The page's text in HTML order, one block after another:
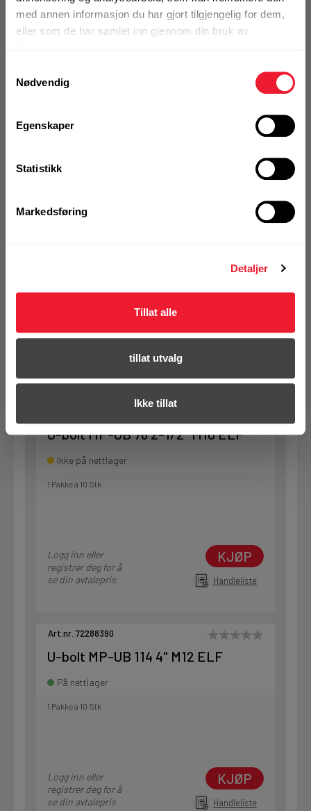
med annen informasjon du har gjort tilgjengelig for dem,
eller som de har samlet inn gjennom din bruk av
Nødvendig
Egenskaper
Statistikk
Markedsføring
Detaljer
Tillat alle
tillat utvalg
Ikke tillat
På nettlager
registrer deg for å
se din avtalepris
U-bolt MP-UB 60 2" M10 ELF
Logg inn eller
KJØP
U-bolt MP-UB 76 2-1/2" M10 ELF
Ikke på nettlager
1 Pakke a 10 Stk
Logg inn eller
registrer deg for å
se din avtalepris
KJØP
Handleliste
Art.nr. 72288390
U-bolt MP-UB 114 4" M12 ELF
På nettlager
1 Pakke a 10 Stk
Logg inn eller
registrer deg for å
se din avtalepris
KJØP
Handleliste